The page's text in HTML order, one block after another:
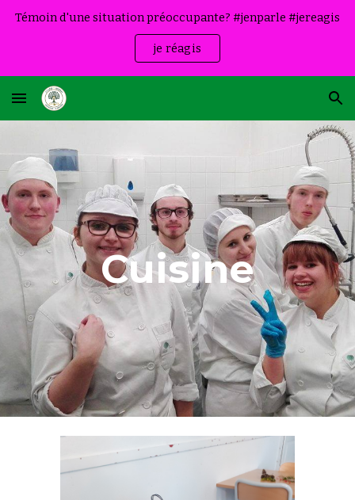
Témoin d'une situation préoccupante? #jenparle #jereagis
je réagis
Cuisine